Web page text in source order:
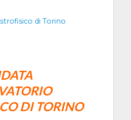
di Torino
DI TORINO